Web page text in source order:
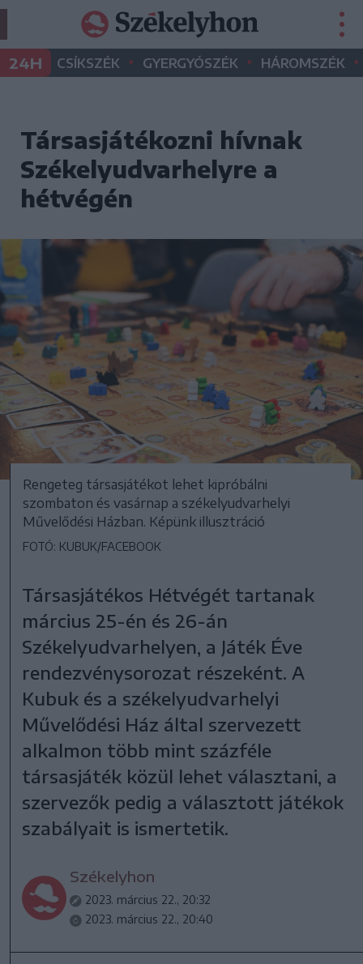
24H CSÍKSZÉK • GYERGYÓSZÉK • HÁROMSZÉK •
Társasjátékozni hívnak
Székelyudvarhelyre a
hétvégén
Rengeteg társasjátékot lehet kipróbálni
szombaton és vasárnap a székelyudvarhelyi
Művelődési Házban. Képünk illusztráció
FOTÓ: KUBUK/FACEBOOK
Társasjátékos Hétvégét tartanak
március 25-én és 26-án
Székelyudvarhelyen, a Játék Éve
rendezvénysorozat részeként. A
Kubuk és a székelyudvarhelyi
Művelődési Ház által szervezett
alkalmon több mint százféle
társasjáték közül lehet választani, a
szervezők pedig a választott játékok
szabályait is ismertetik.
Székelyhon
2023. március 22., 20:32
2023. március 22., 20:40